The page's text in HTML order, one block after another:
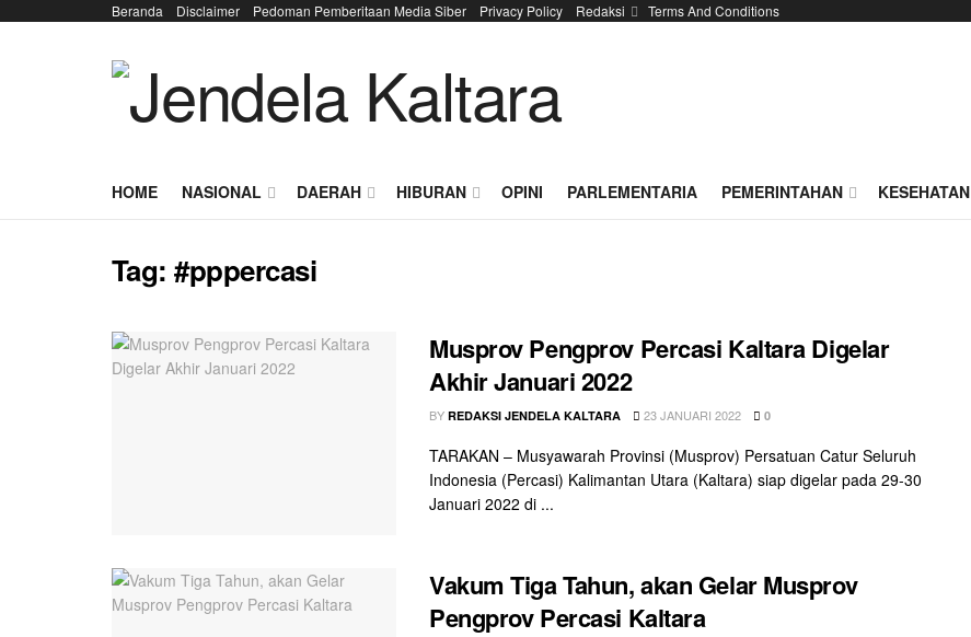
Beranda Disclaimer Pedoman Pemberitaan Media Siber Privacy Policy Redaksi Terms And Conditions
HOME NASIONAL DAERAH HIBURAN OPINI PARLEMENTARIA PEMERINTAHAN KESEHATAN
Tag:#pppercasi
Musprov Pengprov Percasi Kaltara Digelar
Akhir Januari 2022
BY REDAKSI JENDELA KALTARA 23 JANUARI 2022 0
TARAKAN – Musyawarah Provinsi (Musprov) Persatuan Catur Seluruh
Indonesia (Percasi) Kalimantan Utara (Kaltara) siap digelar pada 29-30
Januari 2022 di ...
Vakum Tiga Tahun, akan Gelar Musprov
Pengprov Percasi Kaltara